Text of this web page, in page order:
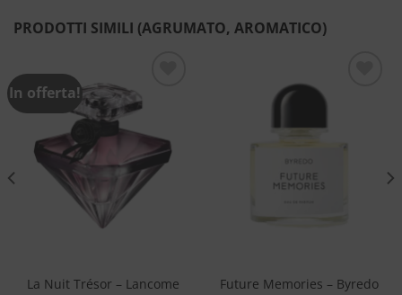
PRODOTTI SIMILI (AGRUMATO, AROMATICO)
In offerta!
Aggiungi
dei
desideri
La Nuit Trésor – Lancome
desideri
Future Memories – Byredo